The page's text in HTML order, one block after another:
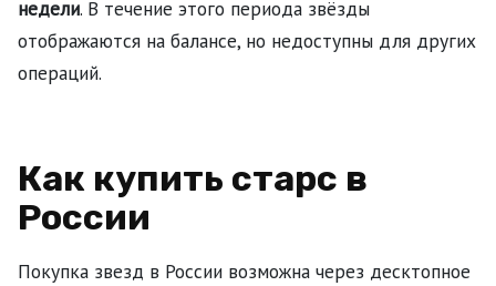
недели. В течение этого периода звёзды
отображаются на балансе, но недоступны для других
операций.
Как купить старс в
России
Покупка звезд в России возможна через десктопное